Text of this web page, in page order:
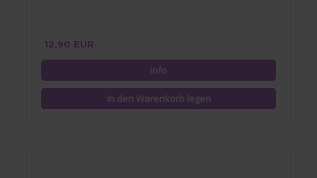
12,90 EUR